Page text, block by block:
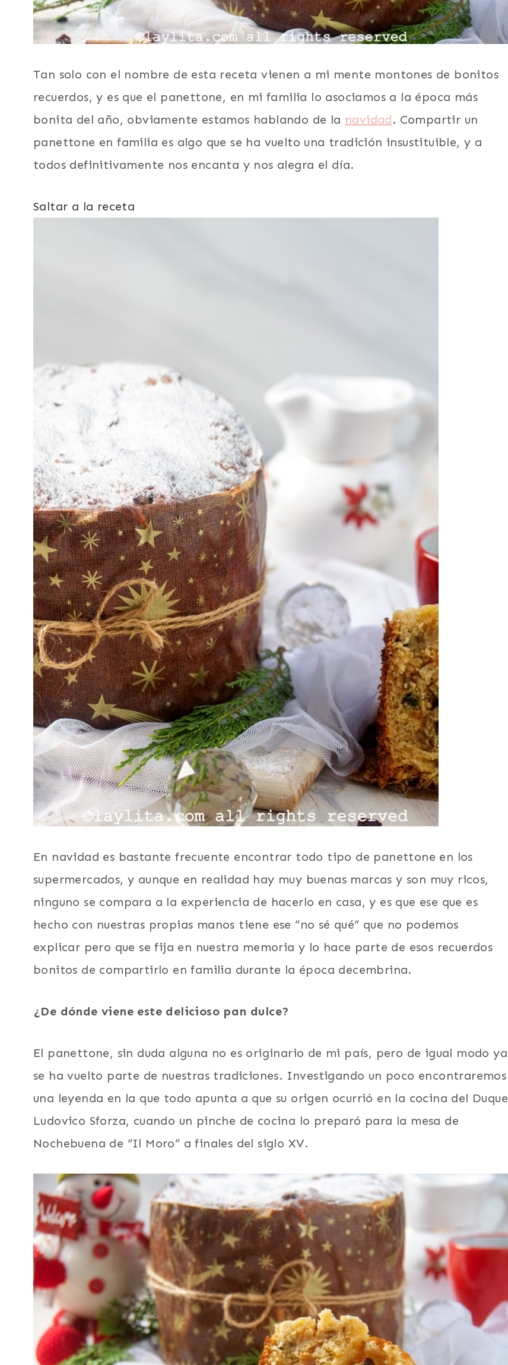
Tan solo con el nombre de esta receta vienen a mi mente montones de bonitos
recuerdos, y es que el panettone, en mi familia lo asociamos a la época más
bonita del año, obviamente estamos hablando de la navidad. Compartir un
panettone en familia es algo que se ha vuelto una tradición insustituible, y a
todos definitivamente nos encanta y nos alegra el día.
Saltar a la receta
En navidad es bastante frecuente encontrar todo tipo de panettone en los
supermercados, y aunque en realidad hay muy buenas marcas y son muy ricos,
ninguno se compara a la experiencia de hacerlo en casa, y es que ese que es
hecho con nuestras propias manos tiene ese “no sé qué” que no podemos
explicar pero que se fija en nuestra memoria y lo hace parte de esos recuerdos
bonitos de compartirlo en familia durante la época decembrina.
¿De dónde viene este delicioso pan dulce?
El panettone, sin duda alguna no es originario de mi país, pero de igual modo ya
se ha vuelto parte de nuestras tradiciones. Investigando un poco encontraremos
una leyenda en la que todo apunta a que su origen ocurrió en la cocina del Duque
Ludovico Sforza, cuando un pinche de cocina lo preparó para la mesa de
Nochebuena de “Il Moro” a finales del siglo XV.